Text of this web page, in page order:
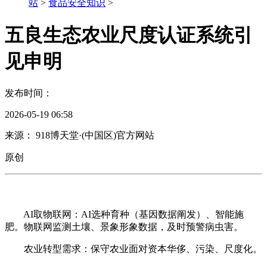
站 > 食品安全知识 >
五良生态农业尺度认证系统引
见申明
发布时间：
2026-05-19 06:58
来源： 918博天堂·(中国区)官方网站
原创
AI取物联网：AI选种育种（基因数据阐发）、智能施
肥。物联网监测土壤、景象形象数据，及时预警病虫害。
农业转型需求：保守农业面对资本华侈、污染、尺度化。